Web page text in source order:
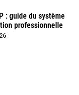
: guide du système
professionnelle